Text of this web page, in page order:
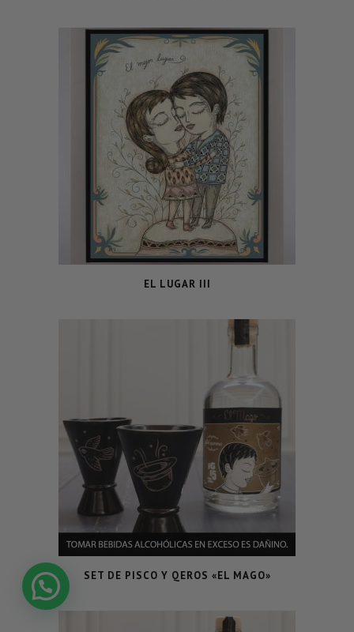
EL LUGAR III
SET DE PISCO Y QEROS «EL MAGO»